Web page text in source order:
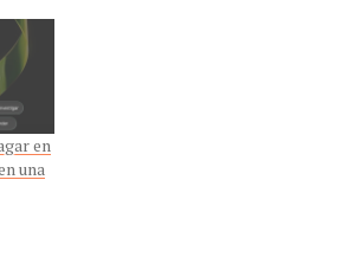
en
una